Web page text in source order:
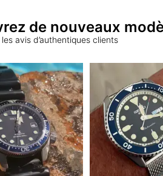
de nouveaux
avis d’authentiques clients